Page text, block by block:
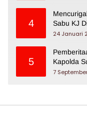
4
Sabu KJ
24 Januari
5
Kapolda
7